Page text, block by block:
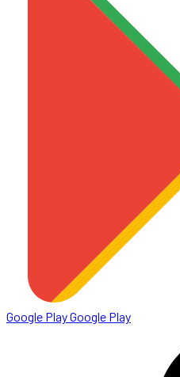
Google PlayGoogle Play